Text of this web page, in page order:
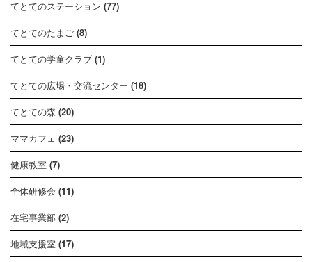
てとてのステーション (77)
てとてのたまご (8)
てとての学童クラブ (1)
てとての広場・交流センター (18)
てとての森 (20)
ママカフェ (23)
健康教室 (7)
全体研修会 (11)
在宅事業部 (2)
地域支援室 (17)